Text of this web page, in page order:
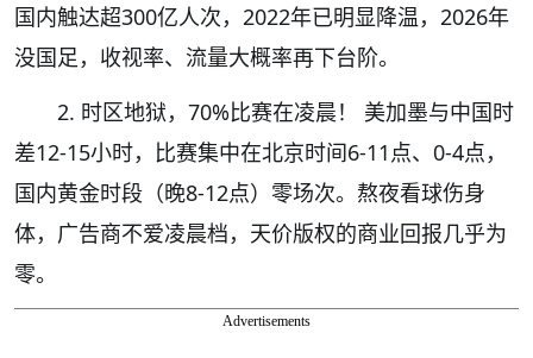
国内触达超300亿人次，2022年已明显降温，2026年
没国足，收视率、流量大概率再下台阶。
2. 时区地狱，70%比赛在凌晨！ 美加墨与中国时
差12-15小时，比赛集中在北京时间6-11点、0-4点，
国内黄金时段（晚8-12点）零场次。熬夜看球伤身
体，广告商不爱凌晨档，天价版权的商业回报几乎为
零。
Advertisements